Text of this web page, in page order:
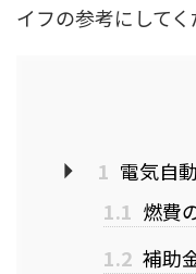
イフの参考にしてく
1 電気自
1.1 燃費
1.2 補助